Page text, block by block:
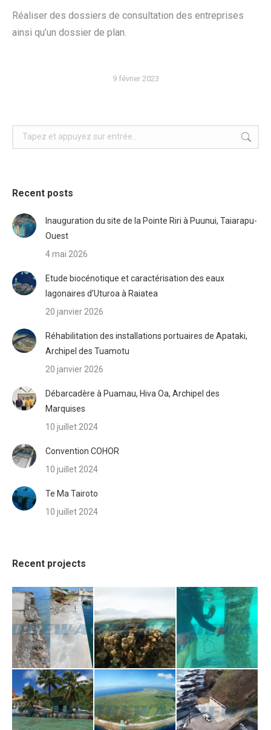
Réaliser des dossiers de consultation des entreprises
ainsi qu’un dossier de plan.
9 février 2023
Recherche
Recent posts
Inauguration du site de la Pointe Riri à Puunui, Taiarapu-
Ouest
4 mai 2026
Etude biocénotique et caractérisation des eaux
lagonaires d’Uturoa à Raiatea
20 janvier 2026
Réhabilitation des installations portuaires de Apataki,
Archipel des Tuamotu
20 janvier 2026
Débarcadère à Puamau, Hiva Oa, Archipel des
Marquises
10 juillet 2024
Convention COHOR
10 juillet 2024
Te Ma Tairoto
10 juillet 2024
Recent projects